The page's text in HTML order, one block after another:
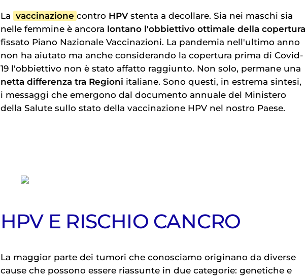
La vaccinazione contro HPVstenta a decollare. Sia nei maschi sia
nelle femmine è ancora lontano l'obbiettivo ottimale della copertura
fissato Piano Nazionale Vaccinazioni. La pandemia nell'ultimo anno
non ha aiutato ma anche considerando la copertura prima di Covid-
19 l'obbiettivo non è stato affatto raggiunto. Non solo, permane una
netta differenza tra Regioni italiane. Sono questi, in estrema sintesi,
i messaggi che emergono dal documento annuale del Ministero
della Salute sullo stato della vaccinazione HPV nel nostro Paese.
HPV E RISCHIO CANCRO
La maggior parte dei tumori che conosciamo originano da diverse
cause che possono essere riassunte in due categorie: genetiche e